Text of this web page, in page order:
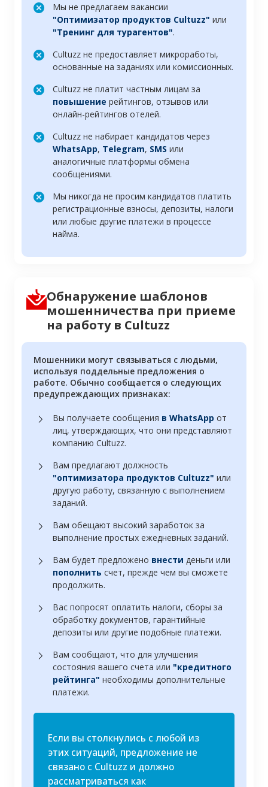
Мы не предлагаем вакансии
"Оптимизатор продуктов Cultuzz" или
"Тренинг для турагентов".
Cultuzz не предоставляет микроработы,
основанные на заданиях или комиссионных.
Cultuzz не платит частным лицам за
повышение рейтингов, отзывов или
онлайн-рейтингов отелей.
Cultuzz не набирает кандидатов через
WhatsApp, Telegram, SMS или
аналогичные платформы обмена
сообщениями.
Мы никогда не просим кандидатов платить
регистрационные взносы, депозиты, налоги
или любые другие платежи в процессе
найма.
Обнаружение шаблонов
мошенничества при приеме
на работу в Cultuzz
Мошенники могут связываться с людьми,
используя поддельные предложения о
работе. Обычно сообщается о следующих
предупреждающих признаках:
Вы получаете сообщения в WhatsApp от
лиц, утверждающих, что они представляют
компанию Cultuzz.
Вам предлагают должность
"оптимизатора продуктов Cultuzz" или
другую работу, связанную с выполнением
заданий.
Вам обещают высокий заработок за
выполнение простых ежедневных заданий.
Вам будет предложено внести деньги или
пополнить счет, прежде чем вы сможете
продолжить.
Вас попросят оплатить налоги, сборы за
обработку документов, гарантийные
депозиты или другие подобные платежи.
Вам сообщают, что для улучшения
состояния вашего счета или "кредитного
рейтинга" необходимы дополнительные
платежи.
Если вы столкнулись с любой из
этих ситуаций, предложение не
связано с Cultuzz и должно
рассматриваться как